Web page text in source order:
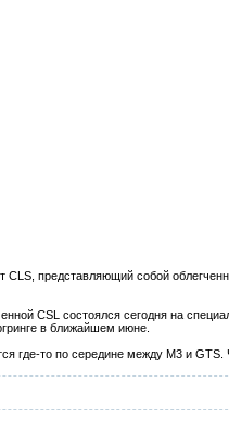
CLS, представляющий собой
CSL состоялся сегодня на
в ближайшем июне.
где-то по середине между M3 и GTS.